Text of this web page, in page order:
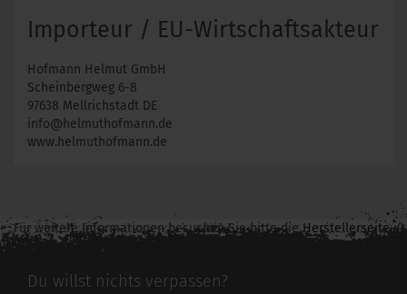
Importeur / EU-Wirtschaftsakteur
Hofmann Helmut GmbH
Scheinbergweg 6-8
97638 Mellrichstadt DE
info@helmuthofmann.de
www.helmuthofmann.de
Für weitere Informationen besuchen Sie bitte dieHerstellerseite
zu diesem Artikel.
Du willst nichts verpassen?